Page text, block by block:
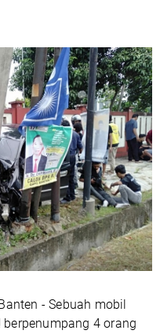
- Sebuah mobil
4 orang